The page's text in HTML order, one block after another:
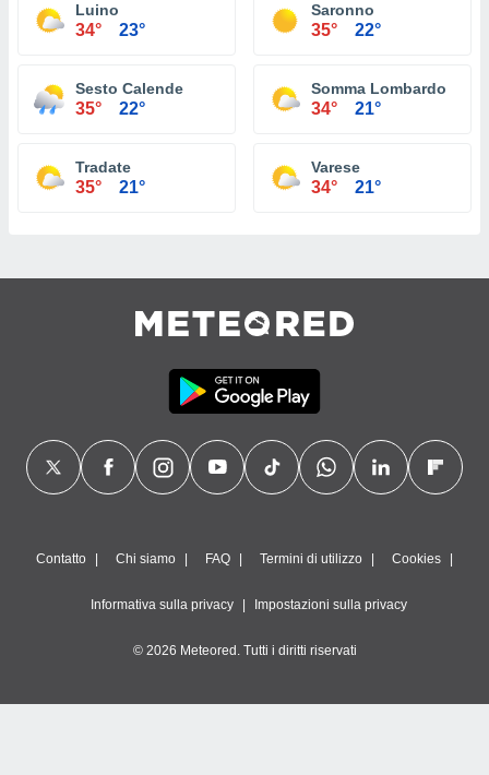
Luino
34° 23°
Saronno
35° 22°
Sesto Calende
35° 22°
Somma Lombardo
34° 21°
Tradate
35° 21°
Varese
34° 21°
Contatto Chi siamo FAQ Termini di utilizzo Cookies
Informativa sulla privacy Impostazioni sulla privacy
© 2026 Meteored. Tutti i diritti riservati